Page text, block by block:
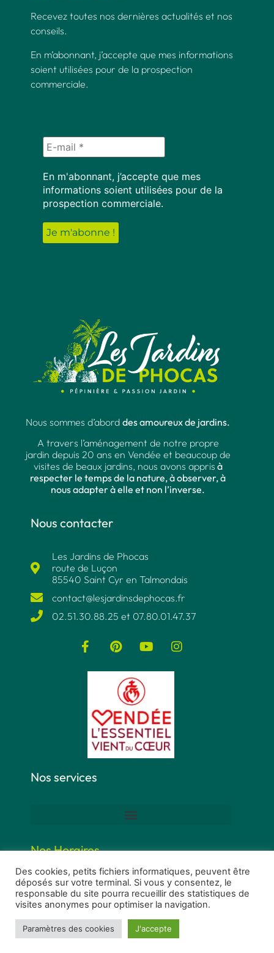
Recevez toutes nos dernières actualités et nos
conseils.
En m’abonnant, j’accepte que mes informations
soient utilisées pour de la prospection
commerciale.
En m'abonnant, j’accepte que mes
informations soient utilisées pour de la
prospection commerciale.
Nous sommes d’abord des amoureux de jardins.
A travers l’aménagement de notre propre
jardin depuis 20 ans en Vendée et beaucoup de
visites de beaux jardins, nous avons appris à
respecter le temps de la nature, à observer, à
nous adapter à elle et non l’inverse.
Nous contacter
Les Jardins de Phocas
route de Luçon
85540 Saint Cyr en Talmondais
contact@lesjardinsdephocas.fr​
02.51.30.88.25 et 07.80.01.47.37​
Nos services
Nos Horaires
Ⓒ 2022 - Tous Droits Réservés
Des cookies, petits fichiers informatiques, peuvent être
déposés sur votre terminal. Si vous y consentez, le
responsable du site pourra recueillir des statistiques de
visites anonymes pour optimiser la navigation.
Paramètres des cookies J'accepte